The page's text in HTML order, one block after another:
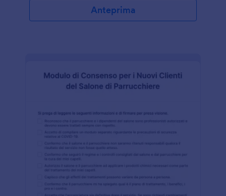
emergenza, dati sanitari attuali, rinuncia al consenso
e una firma digitale. Il questionario preliminare sui
Anteprima